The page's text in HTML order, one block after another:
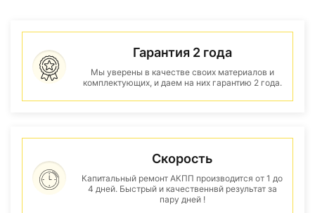
Гарантия 2 года
Мы уверены в качестве своих материалов и
комплектующих, и даем на них гарантию 2 года.
Скорость
Капитальный ремонт АКПП производится от 1 до
4 дней. Быстрый и качественнвй результат за
пару дней !